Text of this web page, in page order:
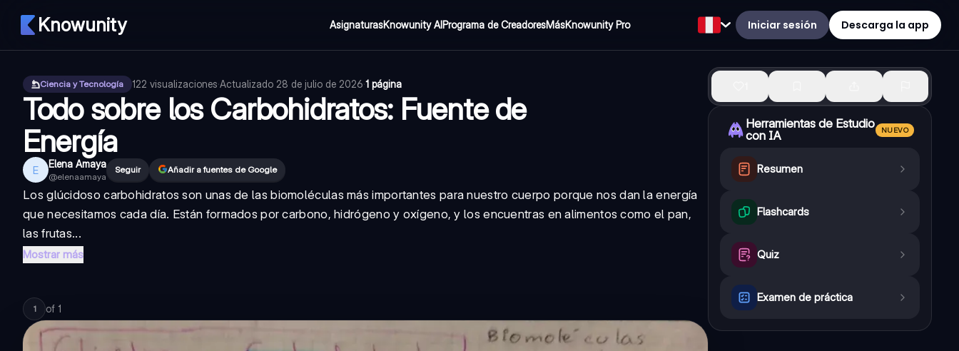
Knowunity AsignaturasKnowunity AIPrograma de CreadoresMásKnowunity Pro Iniciar sesión Descarga la app
Ciencia y Tecnología 122 visualizaciones·Actualizado 28 de julio de 2026·1 página
Todo sobre los Carbohidratos: Fuente de
Energía
E Elena Amaya
@elenaamaya
Seguir Añadir a fuentes de Google
Losglúcidoso carbohidratos son unas de las biomoléculas más importantes para nuestro cuerpo porque nos dan la energía
que necesitamos cada día. Están formados por carbono, hidrógeno y oxígeno, y los encuentras en alimentos como el pan,
las frutas...
Mostrar más
1 of 1
Herramientas de Estudio
con IA
NUEVO
Resumen
Flashcards
Quiz
Examen de práctica